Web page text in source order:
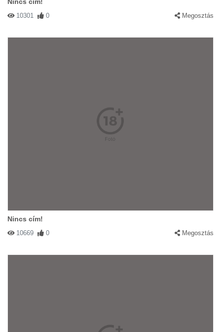
10301 0 Megosztás
Nincs cím!
10669 0 Megosztás